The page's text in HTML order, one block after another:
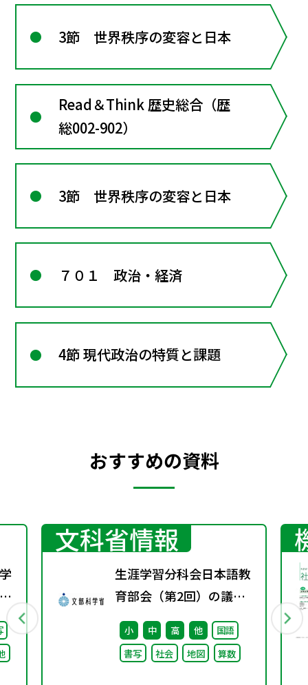
3節 世界秩序の変容と日本
Read＆Think 歴史総合（歴
総002-902）
3節 世界秩序の変容と日本
７０１ 政治・経済
4節 現代政治の特質と課題
おすすめの資料
文科省情報
生涯学習分科会日本語教
育部会（第2回）の議事
録
小 中 高 他
国語
書写
社会 地図 算数